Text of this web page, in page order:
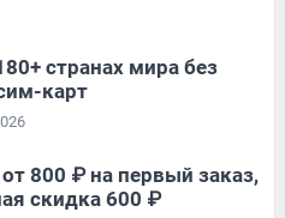
странах мира без
карт
800 ₽ на первый заказ,
скидка 600 ₽